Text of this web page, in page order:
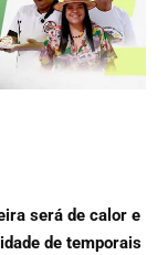
será de calor e
de temporais